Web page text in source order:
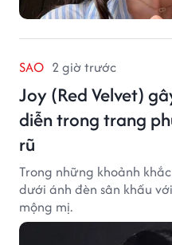
SAO 2 giờ trước
Joy (Red Velvet)
diễn trong trang
rũ
Trong những khoảnh
dưới ánh đèn sân khấu
mộng mị.